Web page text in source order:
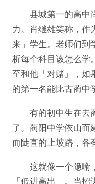
县城第一的高中
力。肖继雄笑称，作
来」学生。老师们到
析每个科目该怎么学
至和他「对赌」，如
的第一名能比古蔺中
有的初中生在去蔺
了。蔺阳中学依山而
而陡直的上坡路，各
这就像一个隐喻
「低进高出」。当